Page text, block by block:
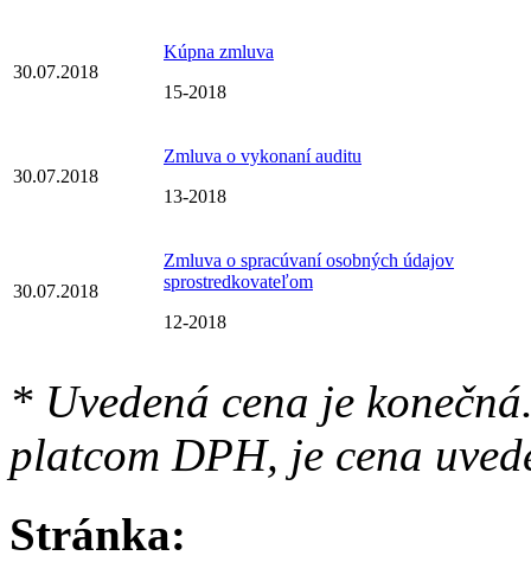
30.07.2018
Kúpna zmluva
15-2018
30.07.2018
Zmluva o vykonaní auditu
13-2018
30.07.2018
Zmluva o spracúvaní osobných údajov
sprostredkovateľom
12-2018
* Uvedená cena je
platcom DPH, je cena
Stránka: